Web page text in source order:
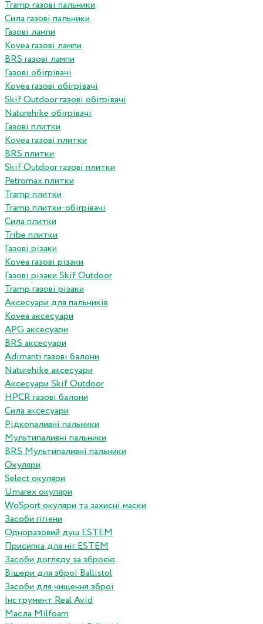
Tramp газові пальники
Сила газові пальники
Газові лампи
Kovea газові лампи
BRS газові лампи
Газові обігрівачі
Kovea газові обігрівачі
Skif Outdoor газові обігрівачі
Naturehike обігрівачі
Газові плитки
Kovea газові плитки
BRS плитки
Skif Outdoor газові плитки
Petromax плитки
Tramp плитки
Tramp плитки-обігрівачі
Сила плитки
Tribe плитки
Газові різаки
Kovea газові різаки
Газові різаки Skif Outdoor
Tramp газові різаки
Аксесуари для пальників
Kovea аксесуари
APG аксесуари
BRS аксесуари
Adimanti газові балони
Naturehike аксесуари
Аксесуари Skif Outdoor
HPCR газові балони
Сила аксесуари
Рідкопаливні пальники
Мультипаливні пальники
BRS Мультипаливні пальники
Окуляри
Select окуляри
Umarex окуляри
WoSport окуляри та захисні маски
Засоби гігієни
Одноразовий душ ESTEM
Присипка для ніг ESTEM
Засоби догляду за зброєю
Вішери для зброї Ballistol
Засоби для чищення зброї
Інструмент Real Avid
Масла Milfoam